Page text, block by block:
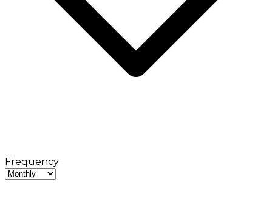
Frequency